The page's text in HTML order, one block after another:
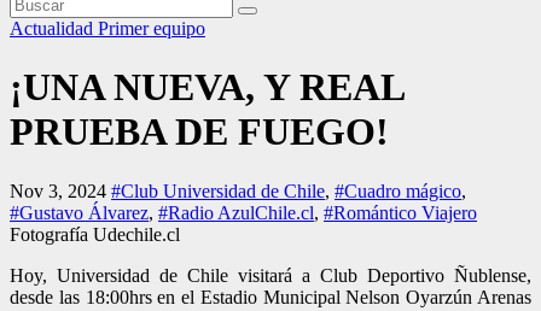
Actualidad Primer equipo
¡UNA NUEVA, Y REAL
PRUEBA DE FUEGO!
Nov 3, 2024 #Club Universidad de Chile, #Cuadro mágico,
#Gustavo Álvarez, #Radio AzulChile.cl, #Romántico Viajero
Fotografía Udechile.cl
Hoy, Universidad de Chile visitará a Club Deportivo Ñublense,
desde las 18:00hrs en el Estadio Municipal Nelson Oyarzún Arenas